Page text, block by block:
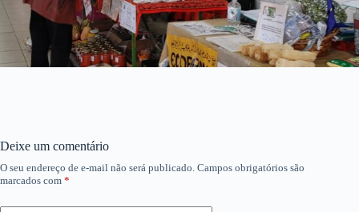
Deixe um comentário
O seu endereço de e-mail não será publicado. Campos obrigatórios são
marcados com *